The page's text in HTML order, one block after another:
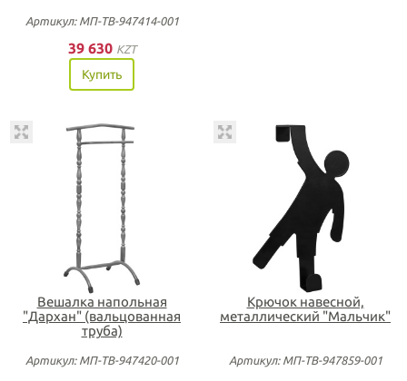
Артикул: МП-ТВ-947414-001
39 630 KZT
Купить
Вешалка напольная
"Дархан" (вальцованная
труба)
Артикул: МП-ТВ-947420-001
Крючок навесной,
металлический "Мальчик"
Артикул: МП-ТВ-947859-001